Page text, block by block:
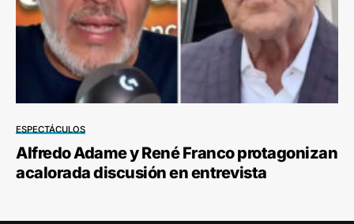
ESPECTÁCULOS
Alfredo Adame y René Franco protagonizan
acalorada discusión en entrevista